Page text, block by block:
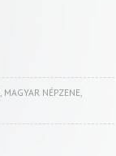
, MAGYAR NÉPZENE,